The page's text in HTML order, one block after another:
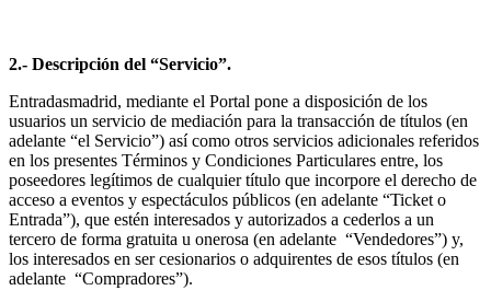
2.- Descripción del “Servicio”.
Entradasmadrid, mediante el Portal pone a disposición de los
usuarios un servicio de mediación para la transacción de títulos (en
adelante “el Servicio”) así como otros servicios adicionales referidos
en los presentes Términos y Condiciones Particulares entre, los
poseedores legítimos de cualquier título que incorpore el derecho de
acceso a eventos y espectáculos públicos (en adelante “Ticket o
Entrada”), que estén interesados y autorizados a cederlos a un
tercero de forma gratuita u onerosa (en adelante “Vendedores”) y,
los interesados en ser cesionarios o adquirentes de esos títulos (en
adelante “Compradores”).